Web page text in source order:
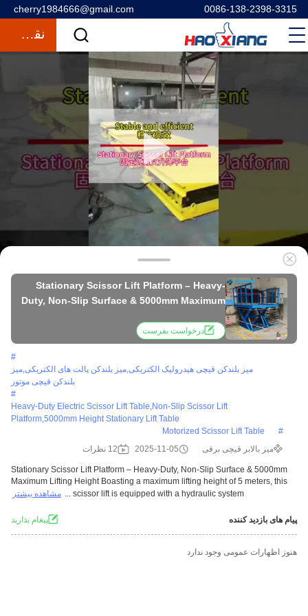
cherry1984666@gmail.com 0086-138-2398-3315
نقل قول
Stationary Scissor Lift Platform – Heavy-
Duty, Non-Slip Surface & 5000mm Maximum
درخواست بفرست
#
میز بلندکن قیچی هیدرولیک الکتریکی,میز بلندکن پالت های الکتریکی,میز
بلندکن قیچی موتور
#
Heavy-Duty Electric Scissor Lift Table,non-Slip Scissor Lift
Platform,5000mm Height Stationary Lift Table
#
Motorized Scissor Lift Table
میز بالابر قیچی برقی
2025-11-05 12 نظرات
Stationary Scissor Lift Platform – Heavy-Duty, Non-Slip Surface & 5000mm
Maximum Lifting Height Boasting a maximum lifting height of 5 meters, this
scissor lift is equipped with a hydraulic system ...
مشاهده بیشتر
پیام های بازدید کننده پيغام بذاريد
هنوز اظهارات عمومی وجود ندارد